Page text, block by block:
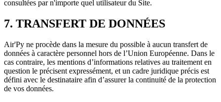
consultées par n'importe quel utilisateur du Site.
7. TRANSFERT DE DONNÉES
Air'Py ne procède dans la mesure du possible à aucun transfert de
données à caractère personnel hors de l’Union Européenne. Dans le
cas contraire, les mentions d’informations relatives au traitement en
question le précisent expressément, et un cadre juridique précis est
défini avec le destinataire afin d’assurer la continuité de la protection
de vos données.